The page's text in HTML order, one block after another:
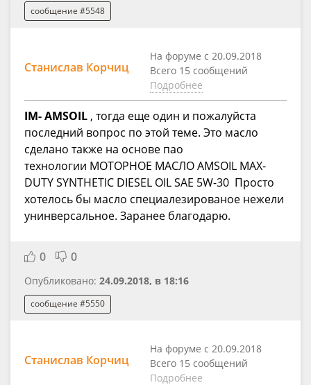
сообщение #5548
Станислав Корчиц
На форуме с 20.09.2018
Всего 15 сообщений
Подробнее
IM- AMSOIL , тогда еще один и пожалуйста
последний вопрос по этой теме. Это масло
сделано также на основе пао
технологии МОТОРНОЕ МАСЛО AMSOIL MAX-
DUTY SYNTHETIC DIESEL OIL SAE 5W-30 Просто
хотелось бы масло специалезированое нежели
унинверсальное. Заранее благодарю.
0 0
Опубликовано: 24.09.2018, в 18:16
сообщение #5550
Станислав Корчиц
На форуме с 20.09.2018
Всего 15 сообщений
Подробнее